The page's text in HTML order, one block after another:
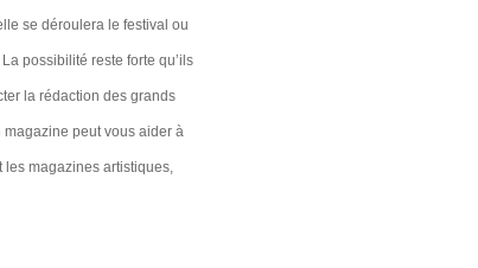
se déroulera le festival ou
possibilité reste forte qu’ils
la rédaction des grands
peut vous aider à
les magazines artistiques,